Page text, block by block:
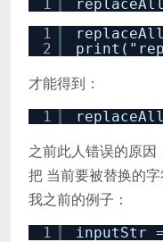
1
1
2
才能得到：
1
之前此人错误的原因
把 当前要被替换的
我之前的例子：
1 inputStr